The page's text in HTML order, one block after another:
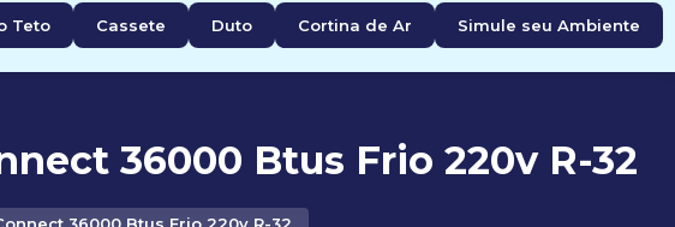
Teto Cassete Duto Cortina de Ar Simule seu Ambiente
36000 Btus Frio 220v R-32